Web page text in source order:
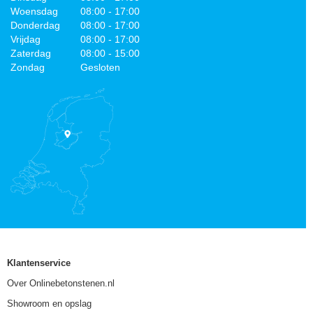
Woensdag
08:00 - 17:00
Donderdag
08:00 - 17:00
Vrijdag
08:00 - 17:00
Zaterdag
08:00 - 15:00
Zondag
Gesloten
Klantenservice
Over Onlinebetonstenen.nl
Showroom en opslag